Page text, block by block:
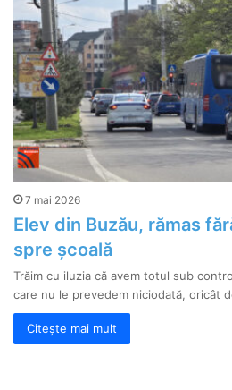
7 mai 2026
Elev din Buzău, rămas
spre școală
Trăim cu iluzia că avem totul sub
care nu le prevedem niciodată, oricât
Citește mai mult